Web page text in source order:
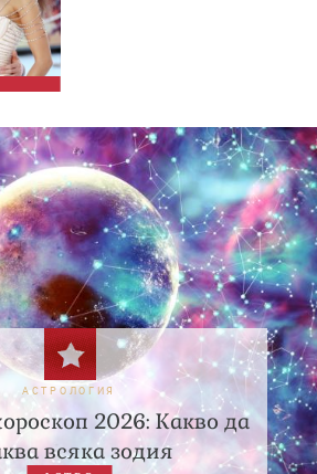
АСТРОЛОГИЯ
2026: Какво да
всяка зодия